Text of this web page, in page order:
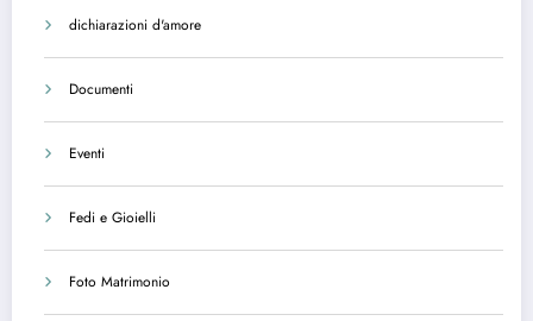
dichiarazioni d'amore
Documenti
Eventi
Fedi e Gioielli
Foto Matrimonio